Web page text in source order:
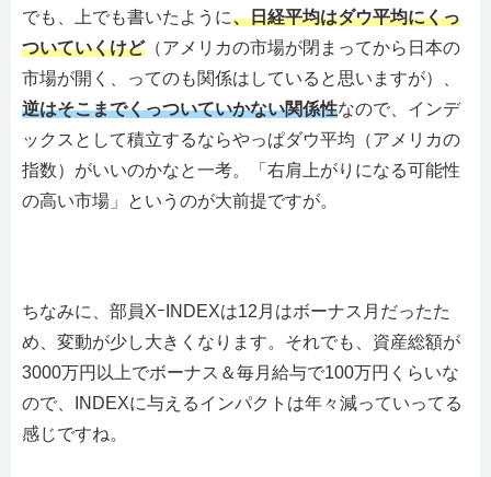
でも、上でも書いたように、日経平均はダウ平均にくっ
ついていくけど（アメリカの市場が閉まってから日本の
市場が開く、ってのも関係はしていると思いますが）、
逆はそこまでくっついていかない関係性なので、インデ
ックスとして積立するならやっぱダウ平均（アメリカの
指数）がいいのかなと一考。「右肩上がりになる可能性
の高い市場」というのが大前提ですが。
ちなみに、部員XｰINDEXは12月はボーナス月だったた
め、変動が少し大きくなります。それでも、資産総額が
3000万円以上でボーナス＆毎月給与で100万円くらいな
ので、INDEXに与えるインパクトは年々減っていってる
感じですね。